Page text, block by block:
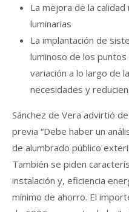
La mejora de la
luminarias
La implantación de
luminoso de los
variación a lo largo de
necesidades y
Sánchez de Vera advirtió
previa “Debe haber un
de alumbrado público
También se piden
instalación y, eficiencia
mínimo de ahorro. El